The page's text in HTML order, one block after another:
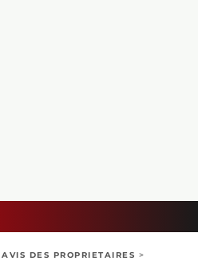
AVIS DES PROPRIETAIRES >